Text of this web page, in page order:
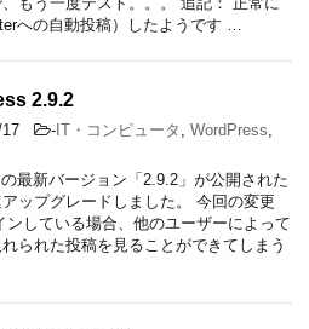
への自動投稿）したようです …
2.9.2
17 -IT・コンピュータ WordPress
最新バージョン「2.9.2」が公開された
ップグレードしました。 今回の変更
ンしている場合、他のユーザーによって
られた投稿を見ることができてしまう